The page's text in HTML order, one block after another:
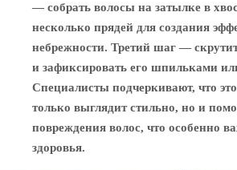
— собрать волосы на затылке в
несколько прядей для создания
небрежности. Третий шаг —
и зафиксировать его шпильками
Специалисты подчеркивают, что
только выглядит стильно, но и
повреждения волос, что особенно
здоровья.